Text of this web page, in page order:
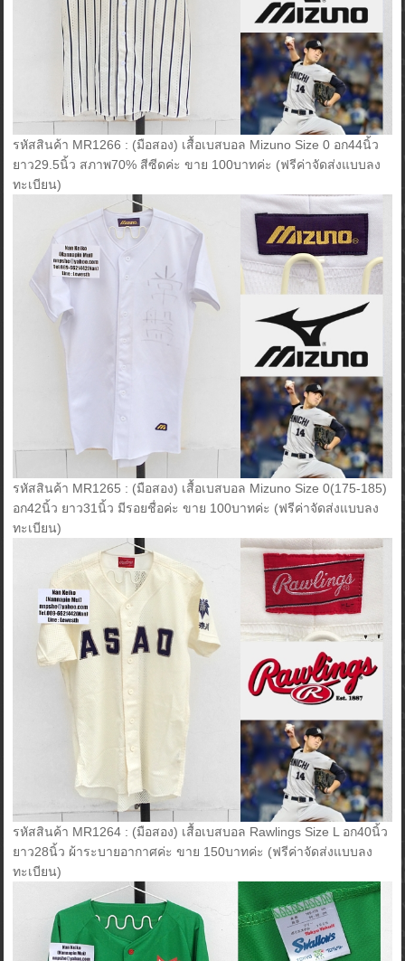
รหัสสินค้า MR1266 : (มือสอง) เสื้อเบสบอล Mizuno Size 0 อก44นิ้ว
ยาว29.5นิ้ว สภาพ70% สีซีดค่ะ ขาย 100บาทค่ะ (ฟรีค่าจัดส่งแบบลง
ทะเบียน)
รหัสสินค้า MR1265 : (มือสอง) เสื้อเบสบอล Mizuno Size 0(175-185)
อก42นิ้ว ยาว31นิ้ว มีรอยชื่อค่ะ ขาย 100บาทค่ะ (ฟรีค่าจัดส่งแบบลง
ทะเบียน)
รหัสสินค้า MR1264 : (มือสอง) เสื้อเบสบอล Rawlings Size L อก40นิ้ว
ยาว28นิ้ว ผ้าระบายอากาศค่ะ ขาย 150บาทค่ะ (ฟรีค่าจัดส่งแบบลง
ทะเบียน)